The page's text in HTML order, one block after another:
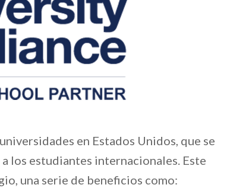
en Estados Unidos, que se
los estudiantes internacionales. Este
una serie de beneficios como: